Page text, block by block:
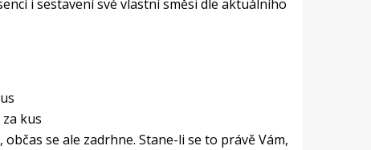
i sestavení své vlastní směsi dle aktuálního
kus
se ale zadrhne. Stane-li se to právě Vám,